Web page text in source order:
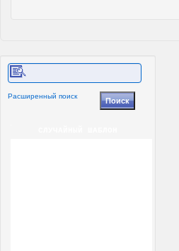
Расширенный поиск